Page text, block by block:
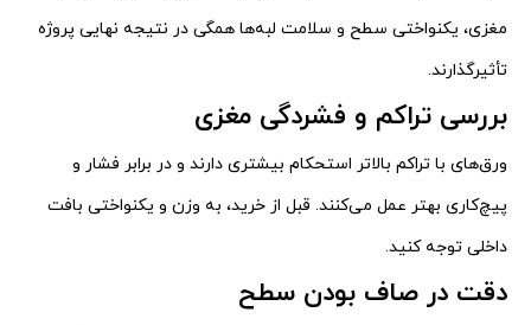
مغزی، یکنواختی سطح و سلامت لبه‌ها همگی در نتیجه نهایی پروژه
تأثیرگذارند.
بررسی تراکم و فشردگی مغزی
ورق‌های با تراکم بالاتر استحکام بیشتری دارند و در برابر فشار و
پیچ‌کاری بهتر عمل می‌کنند. قبل از خرید، به وزن و یکنواختی بافت
داخلی توجه کنید.
دقت در صاف بودن سطح